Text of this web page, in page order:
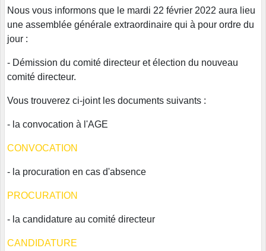
Nous vous informons que le mardi 22 février 2022 aura lieu
une assemblée générale extraordinaire qui à pour ordre du
jour :
- Démission du comité directeur et élection du nouveau
comité directeur.
Vous trouverez ci-joint les documents suivants :
- la convocation à l'AGE
CONVOCATION
- la procuration en cas d'absence
PROCURATION
- la candidature au comité directeur
CANDIDATURE